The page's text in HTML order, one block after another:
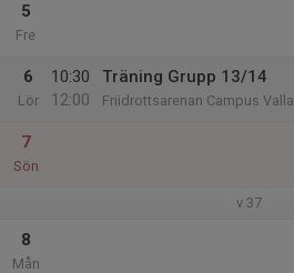
5
Fre
6
Lör
10:30
12:00
Träning Grupp 13/14
Friidrottsarenan Campus Valla
7
Sön
v.37
8
Mån